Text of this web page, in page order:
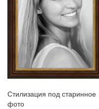
Стилизация под старинное
фото